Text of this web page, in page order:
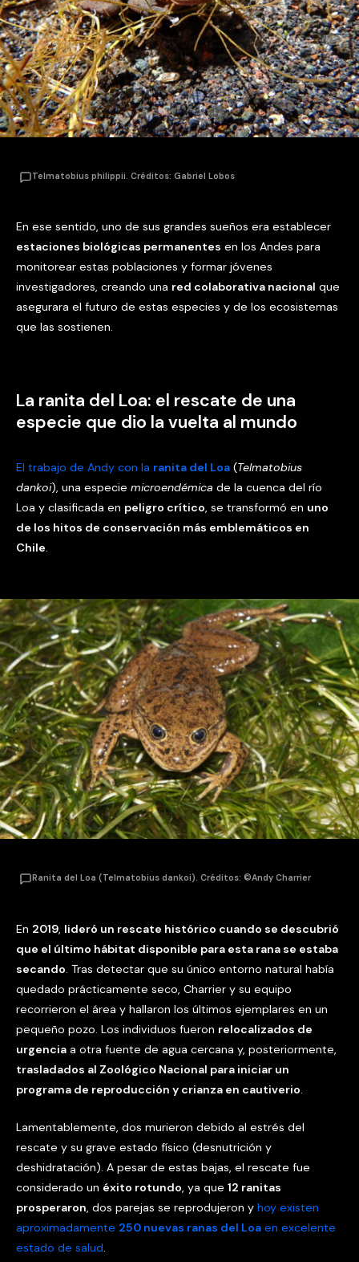
Telmatobius philippii. Créditos: Gabriel Lobos
En ese sentido, uno de sus grandes sueños era establecer
estaciones biológicas permanentes en los Andes para
monitorear estas poblaciones y formar jóvenes
investigadores, creando una red colaborativa nacional que
asegurara el futuro de estas especies y de los ecosistemas
que las sostienen.
La ranita del Loa: el rescate de una
especie que dio la vuelta al mundo
El trabajo de Andy con la ranita del Loa (Telmatobius
dankoi), una especie microendémica de la cuenca del río
Loa y clasificada en peligro crítico , se transformó en uno
de los hitos de conservación más emblemáticos en
Chile
Ranita del Loa (Telmatobius dankoi). Créditos: ©Andy Charrier
En 2019, lideró un rescate histórico cuando se descubrió
que el último hábitat disponible para esta rana se estaba
secando. Tras detectar que su único entorno natural había
quedado prácticamente seco, Charrier y su equipo
recorrieron el área y hallaron los últimos ejemplares en un
pequeño pozo. Los individuos fueron relocalizados de
urgencia a otra fuente de agua cercana y, posteriormente,
trasladados al Zoológico Nacional para iniciar un
programa de reproducción y crianza en cautiverio.
Lamentablemente, dos murieron debido al estrés del
rescate y su grave estado físico (desnutrición y
deshidratación). A pesar de estas bajas, el rescate fue
considerado un éxito rotundo, ya que 12 ranitas
prosperaron, dos parejas se reprodujeron y hoy existen
aproximadamente 250 nuevas ranas del Loa en excelente
estado de salud.